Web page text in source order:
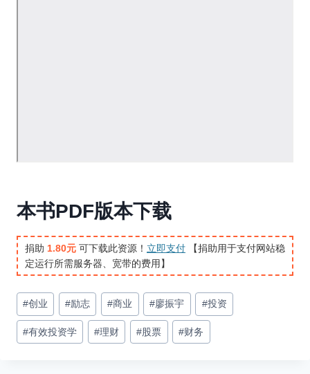
本书PDF版本下载
捐助 1.80元 可下载此资源！ 立即支付 【捐助用于支付网站稳
定运行所需服务器、宽带的费用】
文
章
标
#创业 #励志 #商业 #廖振宇 #投资
#有效投资学 #理财 #股票 #财务